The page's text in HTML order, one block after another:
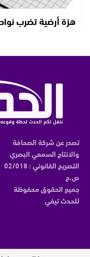
هزة أرضية تضرب
تصدر عن شركة الصحافة
والانتاج السمعي البصري
التصريح القانوني : 02/018
ص.ح
جميع الحقوق محفوظة
للحدث تيفي